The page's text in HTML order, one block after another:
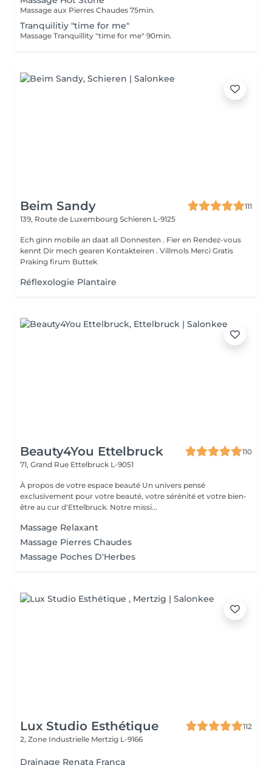
Massage aux Pierres Chaudes 75min.
Tranquilitiy "time for me"
Massage Tranquillity "time for me" 90min.
Beim Sandy
111
139, Route de Luxembourg Schieren L-9125
Ech ginn mobile an daat all Donnesten . Fier en Rendez-vous
kennt Dir mech gearen Kontakteiren . Villmols Merci Gratis
Praking firum Buttek
Réflexologie Plantaire
Beauty4You Ettelbruck
110
71, Grand Rue Ettelbruck L-9051
À propos de votre espace beauté Un univers pensé
exclusivement pour votre beauté, votre sérénité et votre bien-
être au cur d'Ettelbruck. Notre missi...
Massage Relaxant
Massage Pierres Chaudes
Massage Poches D'Herbes
Lux Studio Esthétique
112
2, Zone Industrielle Mertzig L-9166
Drainage Renata França